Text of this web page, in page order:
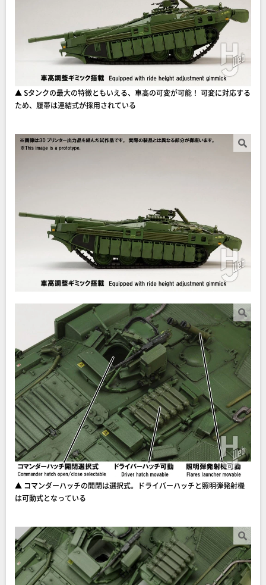
▲ Sタンクの最大の特徴ともいえる、車高の可変が可能！ 可変に対応する
ため、履帯は連結式が採用されている
▲ コマンダーハッチの開閉は選択式。ドライバーハッチと照明弾発射機
は可動式となっている